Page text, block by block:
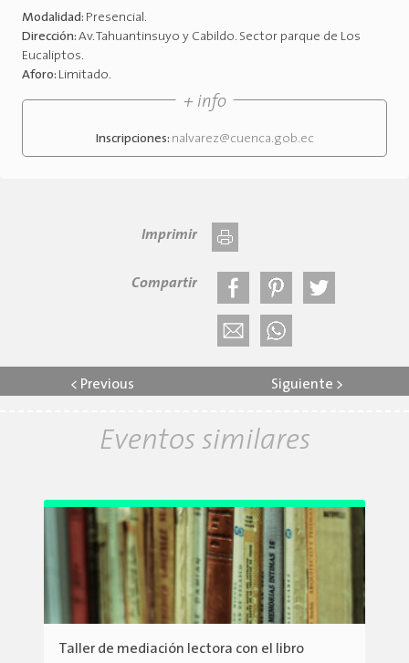
Modalidad: Presencial.
Dirección: Av. Tahuantinsuyo y Cabildo. Sector parque de Los
Eucaliptos.
Aforo: Limitado.
+ info
Inscripciones: nalvarez@cuenca.gob.ec
Imprimir
Compartir
< Previous Siguiente >
Eventos similares
Taller de mediación lectora con el libro